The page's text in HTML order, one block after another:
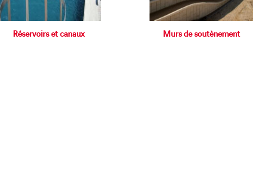
Réservoirs et canaux Murs de soutènement